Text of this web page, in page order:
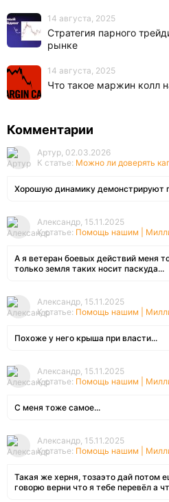
14 августа, 2025
Стратегия парного
рынке
14 августа, 2025
Что такое маржин колл
Комментарии
Артур, 02.03.2026
К статье: Можно ли доверять
Хорошую динамику демонстрируют
Александр, 15.11.2025
К статье: Помощь нашим |
А я ветеран боевых действий меня
только земля таких носит паскуда...
Александр, 15.11.2025
К статье: Помощь нашим |
Похоже у него крыша при власти...
Александр, 15.11.2025
К статье: Помощь нашим |
С меня тоже самое...
Александр, 15.11.2025
К статье: Помощь нашим |
Такая же херня, тозаэто дай потом
говорю верни что я тебе перевёл а